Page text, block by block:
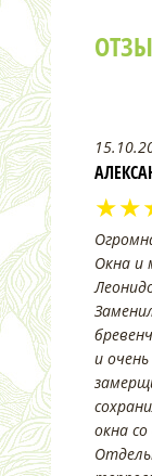
Окна и
и
окна